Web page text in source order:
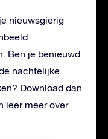
nieuwsgierig
Ben je benieuwd
nachtelijke
Download dan
leer meer over